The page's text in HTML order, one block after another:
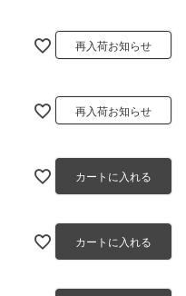
再入荷お知らせ
再入荷お知らせ
カートに入れる
カートに入れる